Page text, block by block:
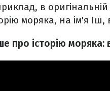
в
моряка, на ім'я
про історію моряка: